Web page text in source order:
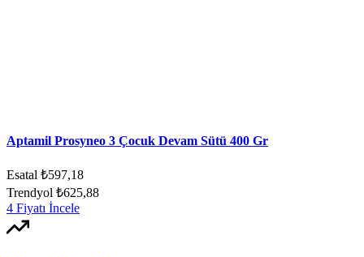
Aptamil Prosyneo 3 Çocuk Devam Sütü 400 Gr
Esatal ₺597,18
Trendyol ₺625,88
4 Fiyatı İncele